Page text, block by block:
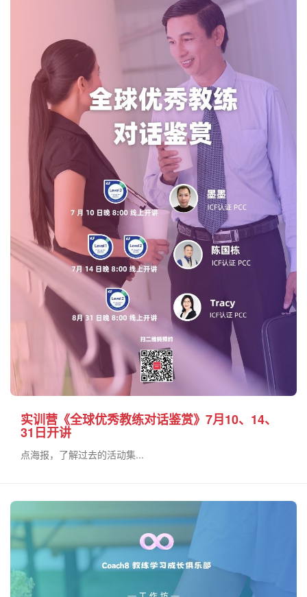
实训营《全球优秀教练对话鉴赏》7月10、14、
31日开讲
点海报，了解过去的活动集...